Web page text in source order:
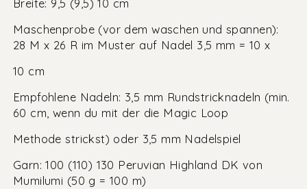
Breite: 9,5 (9,5) 10 cm
Maschenprobe (vor dem waschen und spannen):
28 M x 26 R im Muster auf Nadel 3,5 mm = 10 x
10 cm
Empfohlene Nadeln: 3,5 mm Rundstricknadeln (min.
60 cm, wenn du mit der die Magic Loop
Methode strickst) oder 3,5 mm Nadelspiel
Garn: 100 (110) 130 Peruvian Highland DK von
Mumilumi (50 g = 100 m)